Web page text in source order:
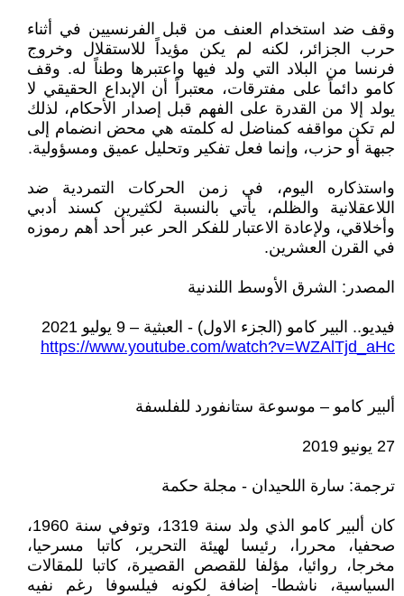
وقف ضد استخدام العنف من قبل الفرنسيين في أثناء
حرب الجزائر، لكنه لم يكن مؤيداً للاستقلال وخروج
فرنسا من البلاد التي ولد فيها واعتبرها وطناً له. وقف
كامو دائماً على مفترقات، معتبراً أن الإبداع الحقيقي لا
يولد إلا من القدرة على الفهم قبل إصدار الأحكام، لذلك
لم تكن مواقفه كمناضل له كلمته هي محض انضمام إلى
جبهة أو حزب، وإنما فعل تفكير وتحليل عميق ومسؤولية.
واستذكاره اليوم، في زمن الحركات التمردية ضد
اللاعقلانية والظلم، يأتي بالنسبة لكثيرين كسند أدبي
وأخلاقي، ولإعادة الاعتبار للفكر الحر عبر أحد أهم رموزه
في القرن العشرين.
المصدر: الشرق الأوسط اللندنية
فيديو.. البير كامو (الجزء الاول) - العبثية – 9 يوليو 2021
https://www.youtube.com/watch?v=WZAlTjd_aHc
ألبير كامو – موسوعة ستانفورد للفلسفة
27 يونيو 2019
ترجمة: سارة اللحيدان - مجلة حكمة
كان ألبير كامو الذي ولد سنة 1319، وتوفي سنة 1960،
صحفيا، محررا، رئيسا لهيئة التحرير، كاتبا مسرحيا،
مخرجا، روائيا، مؤلفا للقصص القصيرة، كاتبا للمقالات
السياسية، ناشطا- إضافة لكونه فيلسوفا رغم نفيه